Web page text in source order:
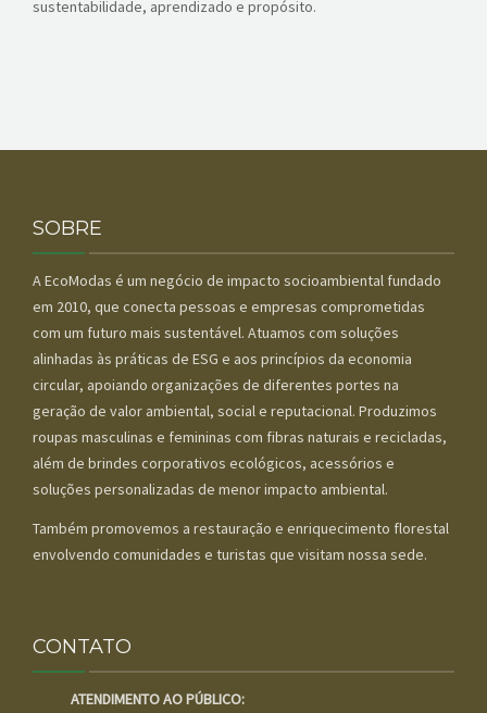
sustentabilidade, aprendizado e propósito.
SOBRE
A EcoModas é um negócio de impacto socioambiental fundado
em 2010, que conecta pessoas e empresas comprometidas
com um futuro mais sustentável. Atuamos com soluções
alinhadas às práticas de ESG e aos princípios da economia
circular, apoiando organizações de diferentes portes na
geração de valor ambiental, social e reputacional. Produzimos
roupas masculinas e femininas com fibras naturais e recicladas,
além de brindes corporativos ecológicos, acessórios e
soluções personalizadas de menor impacto ambiental.
Também promovemos a restauração e enriquecimento florestal
envolvendo comunidades e turistas que visitam nossa sede.
CONTATO
ATENDIMENTO AO PÚBLICO: